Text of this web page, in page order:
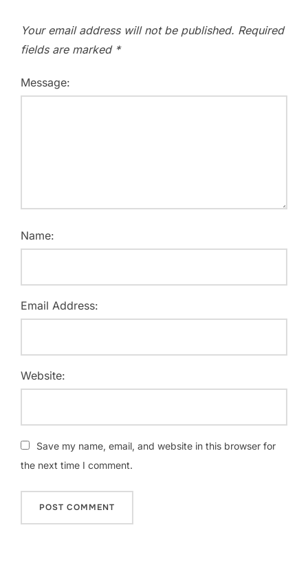
Your email address will not be published. Required
fields are marked *
Message:
Name:
Email Address:
Website:
Save my name, email, and website in this browser for
the next time I comment.